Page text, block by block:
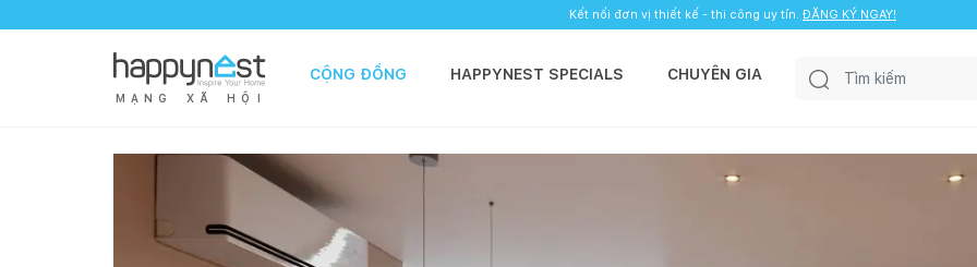
Kết nối đơn vị thiết kế - thi công uy tín. ĐĂNG KÝ NGAY!
M Ạ N G X Ã H Ộ I
CỘNG ĐỒNG HAPPYNEST SPECIALS CHUYÊN GIA